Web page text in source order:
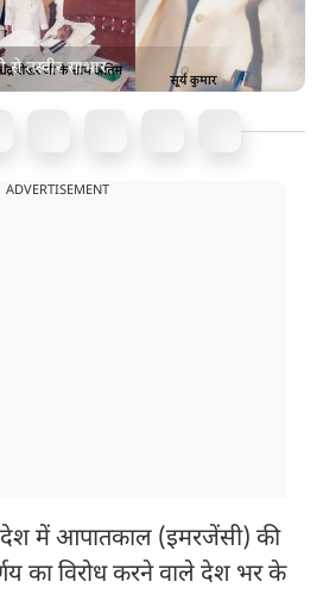
से तस्वीर साभार
ADVERTISEMENT
में आपातकाल (इमरजेंसी) की
का विरोध करने वाले देश भर के